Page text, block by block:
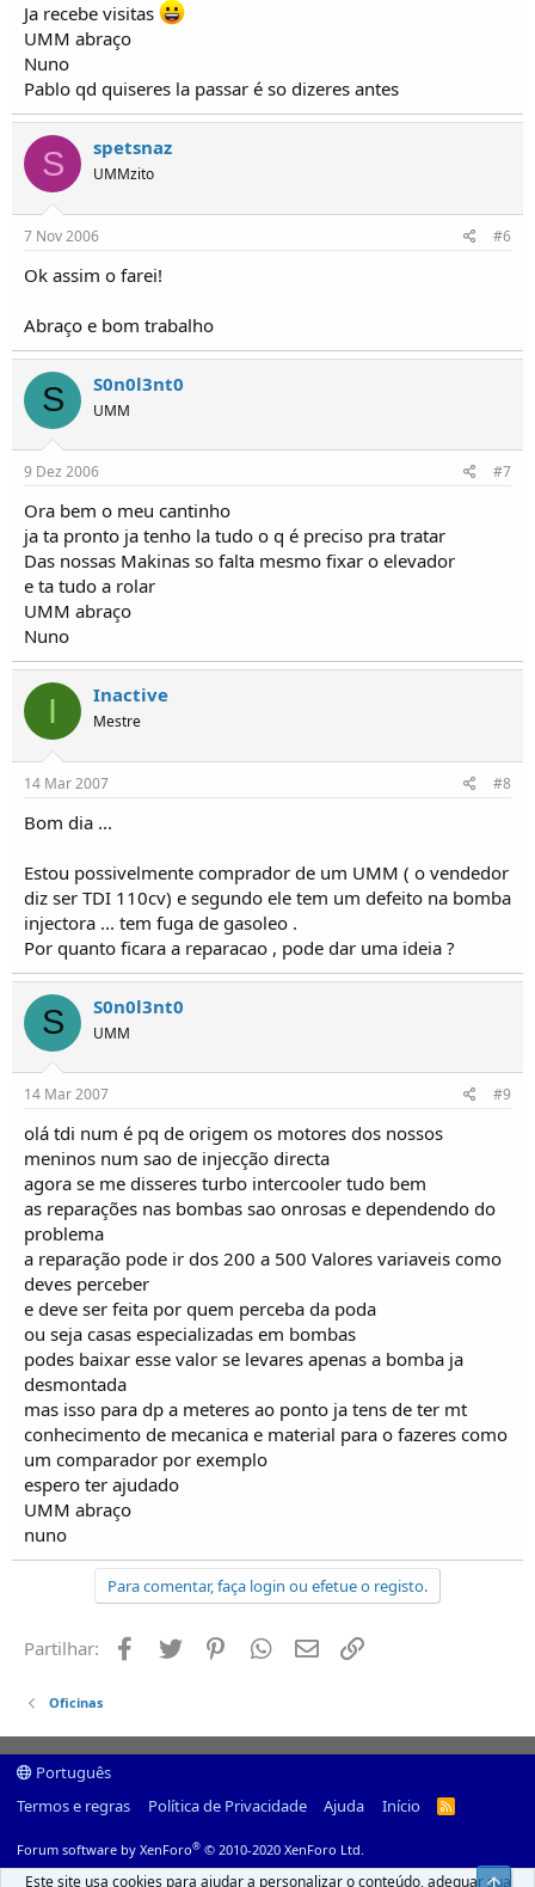
Ja recebe visitas
UMM abraço
Nuno
Pablo qd quiseres la passar é so dizeres antes
S spetsnaz
UMMzito
7 Nov 2006 #6
Ok assim o farei!
Abraço e bom trabalho
S S0n0l3nt0
UMM
9 Dez 2006 #7
Ora bem o meu cantinho
ja ta pronto ja tenho la tudo o q é preciso pra tratar
Das nossas Makinas so falta mesmo fixar o elevador
e ta tudo a rolar
UMM abraço
Nuno
I Inactive
Mestre
14 Mar 2007 #8
Bom dia ...
Estou possivelmente comprador de um UMM ( o vendedor
diz ser TDI 110cv) e segundo ele tem um defeito na bomba
injectora ... tem fuga de gasoleo .
Por quanto ficara a reparacao , pode dar uma ideia ?
S S0n0l3nt0
UMM
14 Mar 2007 #9
olá tdi num é pq de origem os motores dos nossos
meninos num sao de injecção directa
agora se me disseres turbo intercooler tudo bem
as reparações nas bombas sao onrosas e dependendo do
problema
a reparação pode ir dos 200 a 500 Valores variaveis como
deves perceber
e deve ser feita por quem perceba da poda
ou seja casas especializadas em bombas
podes baixar esse valor se levares apenas a bomba ja
desmontada
mas isso para dp a meteres ao ponto ja tens de ter mt
conhecimento de mecanica e material para o fazeres como
um comparador por exemplo
espero ter ajudado
UMM abraço
nuno
Para comentar, faça login ou efetue o registo.
Partilhar: Facebook
Twitter PinterestWhatsapp
Email
Oficinas
Português
Termos e regras
Política de Privacidade Ajuda Início
R
Forum software by XenForo® © 2010-2020 XenForo Ltd.
Este site usa cookies para ajudar a personalizar o conteúdo, adequar sua
Top